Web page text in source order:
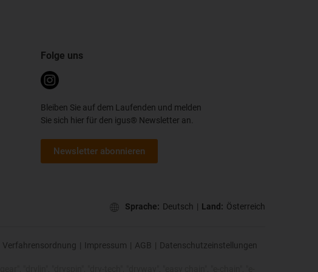
Folge uns
Bleiben Sie auf dem Laufenden und melden
Sie sich hier für den igus® Newsletter an.
Newsletter abonnieren
Sprache: Deutsch | Land: Österreich
Verfahrensordnung | Impressum | AGB | Datenschutzeinstellungen